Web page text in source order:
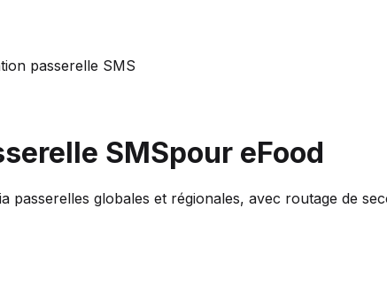
passerelle SMS
SMSpour eFood
passerelles globales et régionales, avec routage de